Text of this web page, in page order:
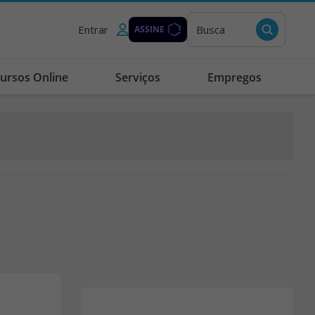
Entrar ASSINE Busca
Online Serviços Empregos